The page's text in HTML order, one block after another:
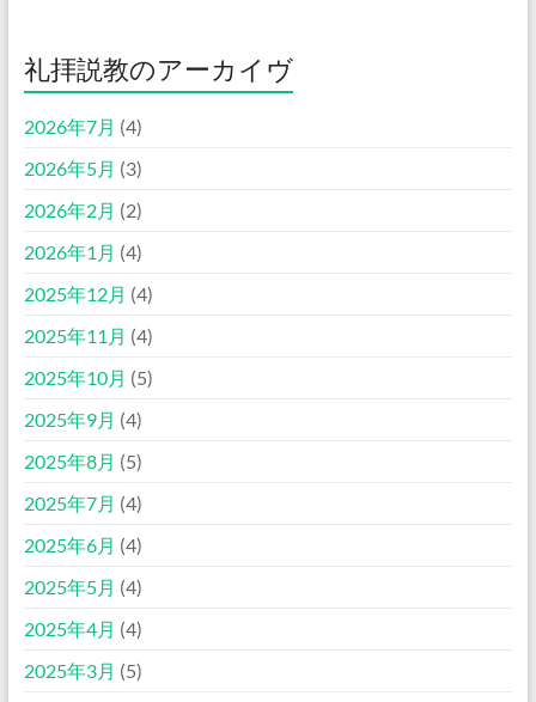
礼拝説教のアーカイヴ
2026年7月 (4)
2026年5月 (3)
2026年2月 (2)
2026年1月 (4)
2025年12月 (4)
2025年11月 (4)
2025年10月 (5)
2025年9月 (4)
2025年8月 (5)
2025年7月 (4)
2025年6月 (4)
2025年5月 (4)
2025年4月 (4)
2025年3月 (5)